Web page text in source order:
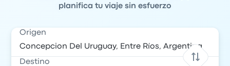
planifica tu viaje sin esfuerzo
Origen
Destino